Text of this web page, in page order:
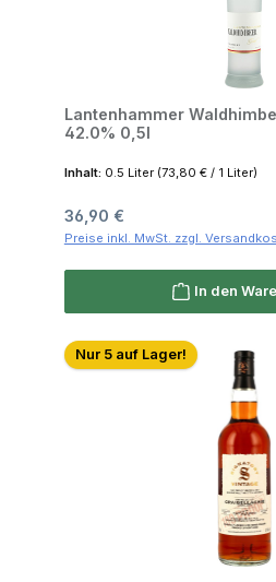
Lantenhammer
42.0% 0,5l
Inhalt: 0.5 Liter (73,80 € / 1 Liter)
Regulärer Preis:
36,90 €
Preise inkl. MwSt. zzgl.
In den
Nur 5 auf Lager!